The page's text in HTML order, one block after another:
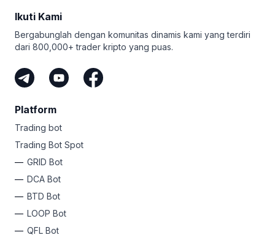
Gunakan algoritme canggih ini untuk bekerja dan cari
Bitsgap.
order tak terbatas. Belum lagi futures, trailing, dan Take
Profit untuk semua bot. Tidak ada lagi FOMO - paket ini
membantu Anda profit dari setiap peluang!
mengotomasi keuntungan Anda. Mengapa tidak
mendaftar sekarang dan bebaskan jiwa rockstar kripto
Ikuti Kami
Bergabunglah dengan komunitas dinamis kami yang terdiri
dari 800,000+ trader kripto yang puas.
Platform
Trading bot
Trading Bot Spot
GRID Bot
DCA Bot
BTD Bot
LOOP Bot
QFL Bot